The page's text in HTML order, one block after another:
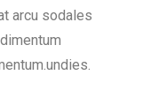
arcu sodales